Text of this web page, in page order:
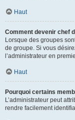
Haut
Comment devenir chef
Lorsque des groupes
de groupe. Si vous
l’administrateur en
Haut
Pourquoi certains
L’administrateur peut
rendre facilement